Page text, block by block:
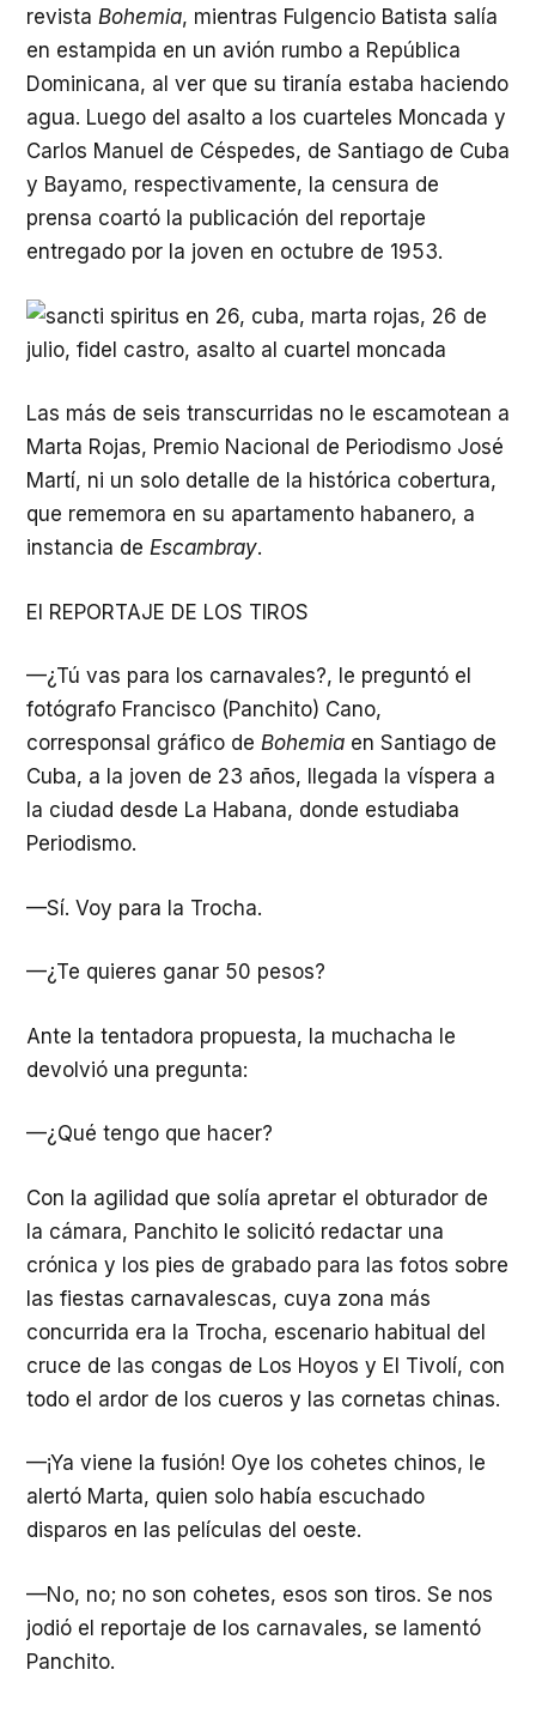
revista Bohemia, mientras Fulgencio Batista salía
en estampida en un avión rumbo a República
Dominicana, al ver que su tiranía estaba haciendo
agua. Luego del asalto a los cuarteles Moncada y
Carlos Manuel de Céspedes, de Santiago de Cuba
y Bayamo, respectivamente, la censura de
prensa coartó la publicación del reportaje
entregado por la joven en octubre de 1953.
Las más de seis transcurridas no le escamotean a
Marta Rojas, Premio Nacional de Periodismo José
Martí, ni un solo detalle de la histórica cobertura,
que rememora en su apartamento habanero, a
instancia de Escambray.
El REPORTAJE DE LOS TIROS
—¿Tú vas para los carnavales?, le preguntó el
fotógrafo Francisco (Panchito) Cano,
corresponsal gráfico de Bohemia en Santiago de
Cuba, a la joven de 23 años, llegada la víspera a
la ciudad desde La Habana, donde estudiaba
Periodismo.
—Sí. Voy para la Trocha.
—¿Te quieres ganar 50 pesos?
Ante la tentadora propuesta, la muchacha le
devolvió una pregunta:
—¿Qué tengo que hacer?
Con la agilidad que solía apretar el obturador de
la cámara, Panchito le solicitó redactar una
crónica y los pies de grabado para las fotos sobre
las fiestas carnavalescas, cuya zona más
concurrida era la Trocha, escenario habitual del
cruce de las congas de Los Hoyos y El Tivolí, con
todo el ardor de los cueros y las cornetas chinas.
—¡Ya viene la fusión! Oye los cohetes chinos, le
alertó Marta, quien solo había escuchado
disparos en las películas del oeste.
—No, no; no son cohetes, esos son tiros. Se nos
jodió el reportaje de los carnavales, se lamentó
Panchito.